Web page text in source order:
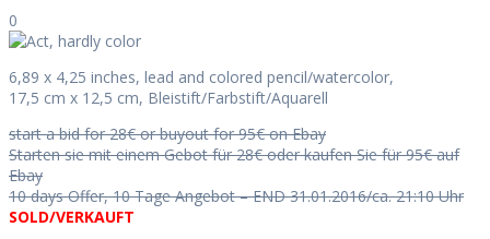
0
6,89 x 4,25 inches, lead and colored pencil/watercolor,
17,5 cm x 12,5 cm, Bleistift/Farbstift/Aquarell
start a bid for 28€ or buyout for 95€ on Ebay
Starten sie mit einem Gebot für 28€ oder kaufen Sie für 95€ auf
Ebay
10 days Offer, 10 Tage Angebot – END 31.01.2016/ca. 21:10 Uhr
SOLD/VERKAUFT